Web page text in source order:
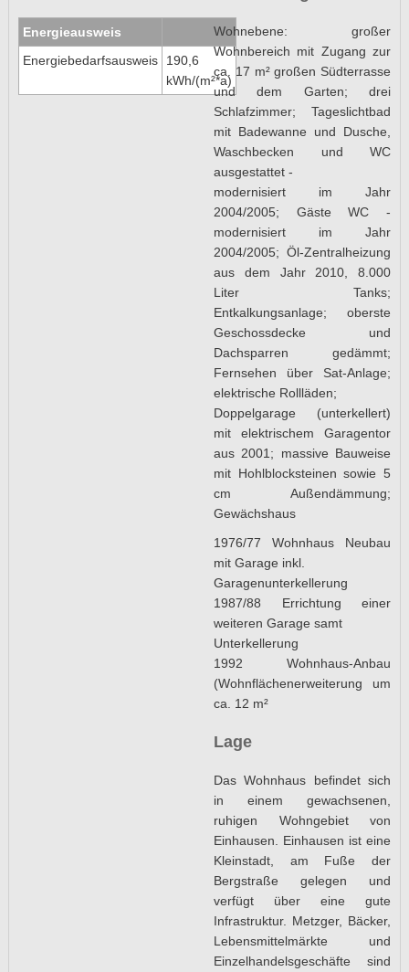
Energieausweis
Energiebedarfsausweis
190,6
kWh/(m²*a)
Wohnebene: großer
Wohnbereich mit Zugang zur
ca. 17 m² großen Südterrasse
und dem Garten; drei
Schlafzimmer; Tageslichtbad
mit Badewanne und Dusche,
Waschbecken und WC
ausgestattet -
modernisiert im Jahr
2004/2005; Gäste WC -
modernisiert im Jahr
2004/2005; Öl-Zentralheizung
aus dem Jahr 2010, 8.000
Liter Tanks;
Entkalkungsanlage; oberste
Geschossdecke und
Dachsparren gedämmt;
Fernsehen über Sat-Anlage;
elektrische Rollläden;
Doppelgarage (unterkellert)
mit elektrischem Garagentor
aus 2001; massive Bauweise
mit Hohlblocksteinen sowie 5
cm Außendämmung;
Gewächshaus
1976/77 Wohnhaus Neubau
mit Garage inkl.
Garagenunterkellerung
1987/88 Errichtung einer
weiteren Garage samt
Unterkellerung
1992 Wohnhaus-Anbau
(Wohnflächenerweiterung um
ca. 12 m²
Lage
Das Wohnhaus befindet sich
in einem gewachsenen,
ruhigen Wohngebiet von
Einhausen. Einhausen ist eine
Kleinstadt, am Fuße der
Bergstraße gelegen und
verfügt über eine gute
Infrastruktur. Metzger, Bäcker,
Lebensmittelmärkte und
Einzelhandelsgeschäfte sind